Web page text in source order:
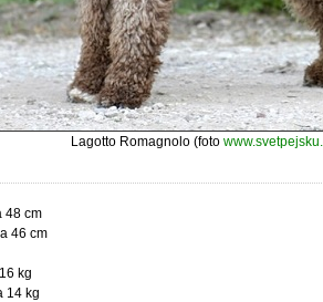
Lagotto Romagnolo (foto
48 cm
46 cm
kg
14 kg